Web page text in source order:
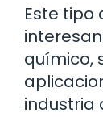
Este tipo
químico,
industria